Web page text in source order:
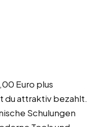
Euro plus
du attraktiv bezahlt.
Schulungen